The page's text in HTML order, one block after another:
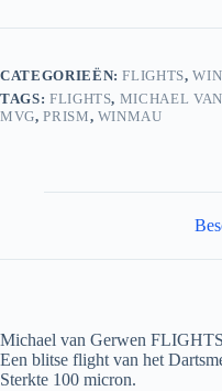
CATEGORIEËN:FLIGHTS,
TAGS: FLIGHTS, MICHAEL
MVG,PRISM, WINMAU
Michael van Gerwen FLIGHTS
Een blitse flight van het
Sterkte 100 micron.